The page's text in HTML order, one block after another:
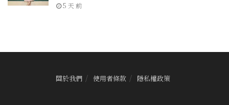
5 天 前
關於我們 使用者條款 隱私權政策